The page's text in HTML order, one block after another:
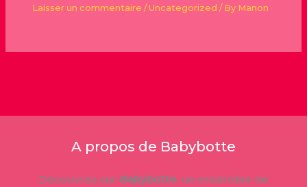
Laisser un commentaire / Uncategorized / By Manon
A propos de Babybotte
Découvrez sur Babybotte, un ensemble de